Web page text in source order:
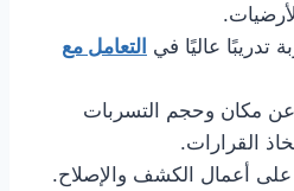
عاليًا في التعامل مع
عن مكان وحجم التسربات
القرارات.
على أعمال الكشف والإصلاح.